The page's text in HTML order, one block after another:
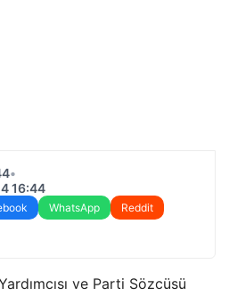
•
16:44
WhatsApp
Reddit
ve Parti Sözcüsü